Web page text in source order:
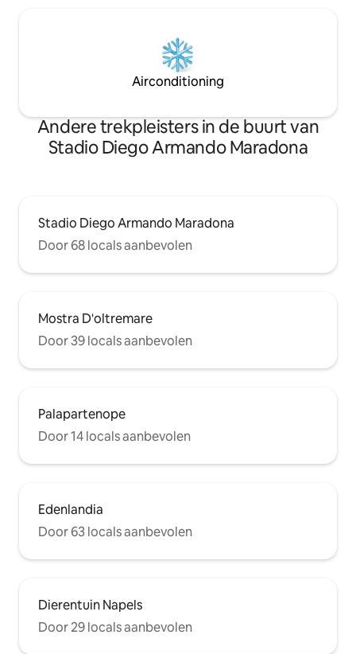
Airconditioning
Andere trekpleisters in de buurt van
Stadio Diego Armando Maradona
Stadio Diego Armando Maradona
Door 68 locals aanbevolen
Mostra D'oltremare
Door 39 locals aanbevolen
Palapartenope
Door 14 locals aanbevolen
Edenlandia
Door 63 locals aanbevolen
Dierentuin Napels
Door 29 locals aanbevolen